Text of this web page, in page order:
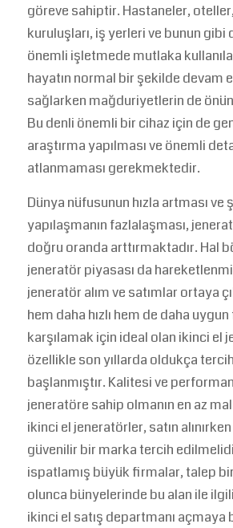
göreve sahiptir. Hastaneler,
kuruluşları, iş yerleri ve bunun gibi
önemli işletmede mutlaka
hayatın normal bir şekilde devam
sağlarken mağduriyetlerin de
Bu denli önemli bir cihaz için de
araştırma yapılması ve önemli
atlanmaması gerekmektedir.
Dünya nüfusunun hızla artması ve
yapılaşmanın fazlalaşması,
doğru oranda arttırmaktadır. Hal
jeneratör piyasası da
jeneratör alım ve satımlar ortaya
hem daha hızlı hem de daha
karşılamak için ideal olan ikinci el
özellikle son yıllarda oldukça
başlanmıştır. Kalitesi ve
jeneratöre sahip olmanın en az
ikinci el jeneratörler, satın
güvenilir bir marka tercih
ispatlamış büyük firmalar, talep
olunca bünyelerinde bu alan ile
ikinci el satış departmanı açmaya